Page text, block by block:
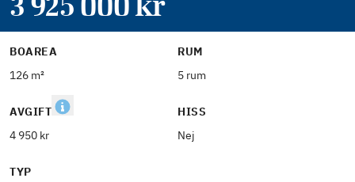
BOAREA
126 m²
RUM
5 rum
AVGIFT
4 950 kr
HISS
Nej
TYP